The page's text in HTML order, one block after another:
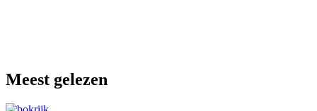
Meest gelezen